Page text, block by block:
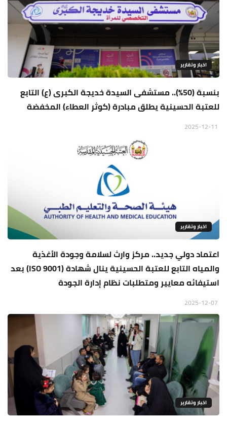
اخبار وتقارير
بنسبة (50%).. مستشفى السيدة خديجة الكبرى (ع) التابع
للعتبة الحسينية يطلق مبادرة (كوثر العطاء) المخفضة
اخبار وتقارير
اعتماد دولي جديد.. مركز وارث لسلامة وجودة الأغذية
والمياه التابع للعتبة الحسينية ينال شهادة (ISO 9001) بعد
استيفائه معايير ومتطلبات نظام إدارة الجودة
اخبار وتقارير